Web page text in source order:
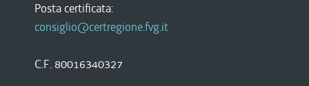
Posta certificata:
consiglio@certregione.fvg.it
C.F. 80016340327